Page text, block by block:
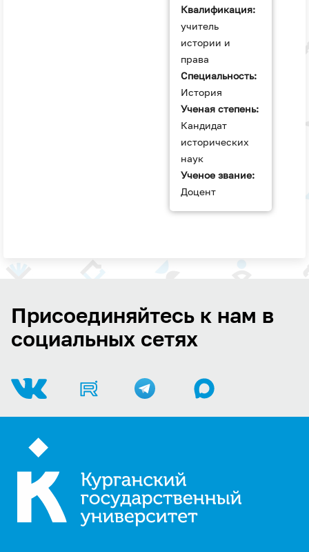
Квалификация:
учитель
истории и
права
Специальность:
История
Ученая степень:
Кандидат
исторических
наук
Ученое звание:
Доцент
Присоединяйтесь к нам в
социальных сетях